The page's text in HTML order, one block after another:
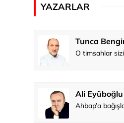
YAZARLAR
Tunca
Ali Eyüboğlu